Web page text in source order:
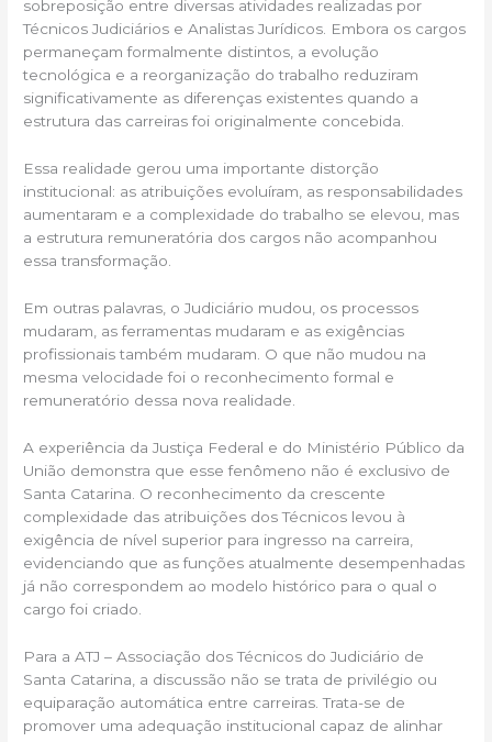
sobreposição entre diversas atividades realizadas por
Técnicos Judiciários e Analistas Jurídicos. Embora os cargos
permaneçam formalmente distintos, a evolução
tecnológica e a reorganização do trabalho reduziram
significativamente as diferenças existentes quando a
estrutura das carreiras foi originalmente concebida.
Essa realidade gerou uma importante distorção
institucional: as atribuições evoluíram, as responsabilidades
aumentaram e a complexidade do trabalho se elevou, mas
a estrutura remuneratória dos cargos não acompanhou
essa transformação.
Em outras palavras, o Judiciário mudou, os processos
mudaram, as ferramentas mudaram e as exigências
profissionais também mudaram. O que não mudou na
mesma velocidade foi o reconhecimento formal e
remuneratório dessa nova realidade.
A experiência da Justiça Federal e do Ministério Público da
União demonstra que esse fenômeno não é exclusivo de
Santa Catarina. O reconhecimento da crescente
complexidade das atribuições dos Técnicos levou à
exigência de nível superior para ingresso na carreira,
evidenciando que as funções atualmente desempenhadas
já não correspondem ao modelo histórico para o qual o
cargo foi criado.
Para a ATJ – Associação dos Técnicos do Judiciário de
Santa Catarina, a discussão não se trata de privilégio ou
equiparação automática entre carreiras. Trata-se de
promover uma adequação institucional capaz de alinhar